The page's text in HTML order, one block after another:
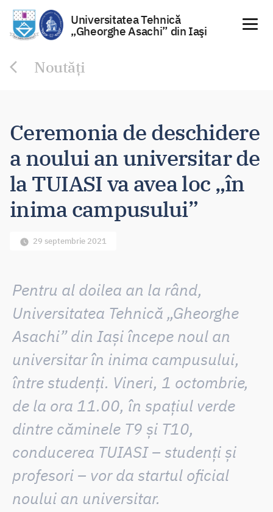
Universitatea Tehnică
„Gheorghe Asachi” din Iaşi
Noutăți
Ceremonia de deschidere
a noului an universitar de
la TUIASI va avea loc „în
inima campusului”
29 septembrie 2021
Pentru al doilea an la rând,
Universitatea Tehnică „Gheorghe
Asachi” din Iași începe noul an
universitar în inima campusului,
între studenți. Vineri, 1 octombrie,
de la ora 11.00, în spațiul verde
dintre căminele T9 și T10,
conducerea TUIASI – studenți și
profesori – vor da startul oficial
noului an universitar.